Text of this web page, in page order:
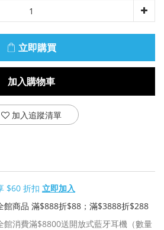
加入購物車
立即購買
加入追蹤清單
$60 折扣 立即加入
館商品 滿$888折$88；滿$3888折$288
館消費滿$8800送開放式藍牙耳機（數量